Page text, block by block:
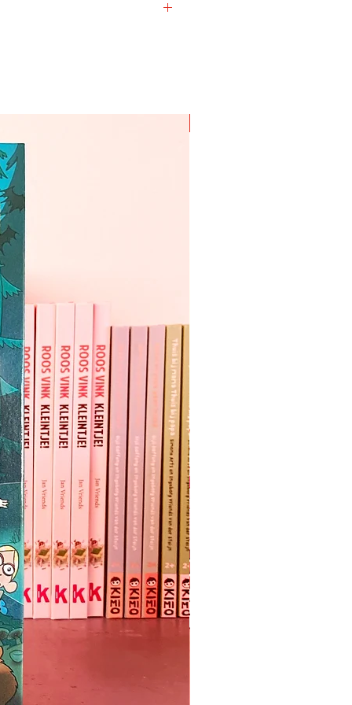
per bestelling!
adressen dien je
te maken.